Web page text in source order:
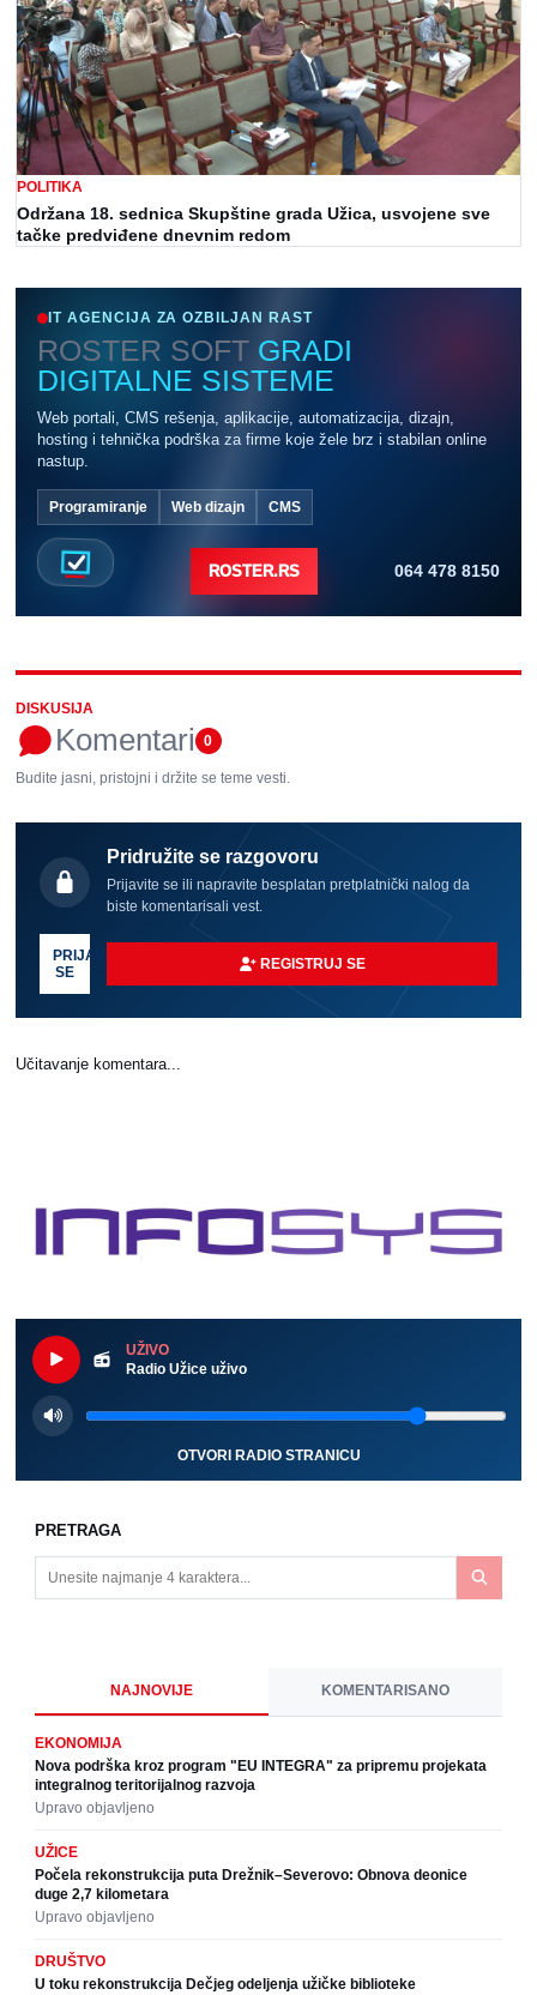
POLITIKA
Održana 18. sednica Skupštine grada Užica, usvojene sve
tačke predviđene dnevnim redom
IT AGENCIJA ZA OZBILJAN RAST
ROSTER SOFT GRADI
DIGITALNE SISTEME
Web portali, CMS rešenja, aplikacije, automatizacija, dizajn,
hosting i tehnička podrška za firme koje žele brz i stabilan online
nastup.
Programiranje Web dizajn CMS
ROSTER.RS 064 478 8150
DISKUSIJA
Komentari 0
Budite jasni, pristojni i držite se teme vesti.
Pridružite se razgovoru
Prijavite se ili napravite besplatan pretplatnički nalog da
biste komentarisali vest.
PRIJAVI
SE
REGISTRUJ SE
Učitavanje komentara...
UŽIVO
Radio Užice uživo
OTVORI RADIO STRANICU
PRETRAGA
NAJNOVIJE KOMENTARISANO
EKONOMIJA
Nova podrška kroz program "EU INTEGRA" za pripremu projekata
integralnog teritorijalnog razvoja
Upravo objavljeno
UŽICE
Počela rekonstrukcija puta Drežnik–Severovo: Obnova deonice
duge 2,7 kilometara
Upravo objavljeno
DRUŠTVO
U toku rekonstrukcija Dečjeg odeljenja užičke biblioteke